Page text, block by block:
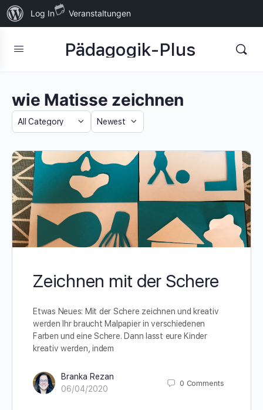
Über
WordPress
Log In Veranstaltungen
Pädagogik-Plus
wie Matisse zeichnen
Category
Sort
Zeichnen mit der Schere
Etwas Neues: Mit der Schere zeichnen und kreativ
werden Ihr braucht Malpapier in verschiedenen
Farben und eine Schere. Dann lasst eure Kinder
kreativ werden, indem
Branka Rezan
06/04/2020
0 Comments